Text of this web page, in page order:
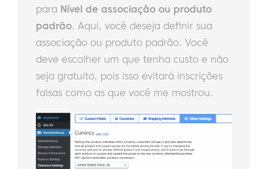
para Nível de associação ou produto
padrão. Aqui, você deseja definir sua
associação ou produto padrão. Você
deve escolher um que tenha custo e não
seja gratuito, pois isso evitará inscrições
falsas como as que você me mostrou.